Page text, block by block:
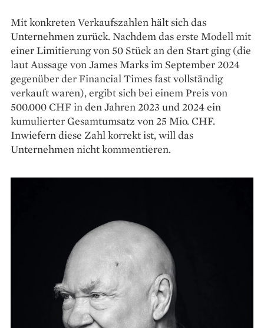
Mit konkreten Verkaufszahlen hält sich das
Unternehmen zurück. Nachdem das erste Modell mit
einer Limitierung von 50 Stück an den Start ging (die
laut Aussage von James Marks im September 2024
gegenüber der Financial Times fast vollständig
verkauft waren), ergibt sich bei einem Preis von
500.000 CHF in den Jahren 2023 und 2024 ein
kumulierter Gesamtumsatz von 25 Mio. CHF.
Inwiefern diese Zahl korrekt ist, will das
Unternehmen nicht kommentieren.